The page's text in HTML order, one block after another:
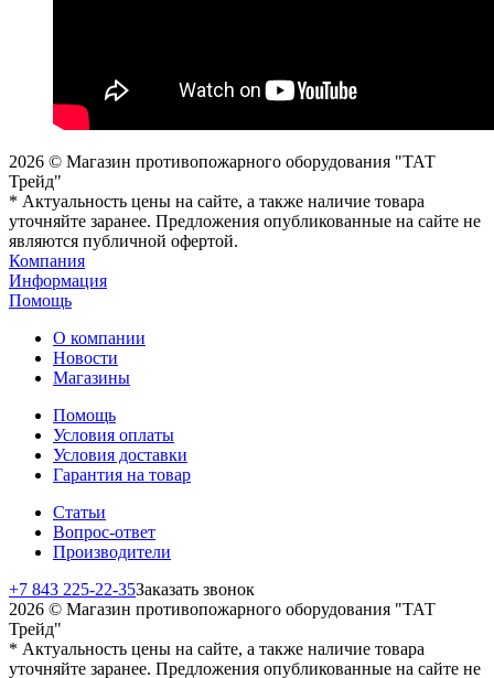
2026 © Магазин противопожарного оборудования "ТАТ
Трейд"
* Актуальность цены на сайте, а также наличие товара
уточняйте заранее. Предложения опубликованные на сайте не
являются публичной офертой.
Компания
Информация
Помощь
О компании
Новости
Магазины
Помощь
Условия оплаты
Условия доставки
Гарантия на товар
Статьи
Вопрос-ответ
Производители
+7 843 225-22-35Заказать звонок
2026 © Магазин противопожарного оборудования "ТАТ
Трейд"
* Актуальность цены на сайте, а также наличие товара
уточняйте заранее. Предложения опубликованные на сайте не